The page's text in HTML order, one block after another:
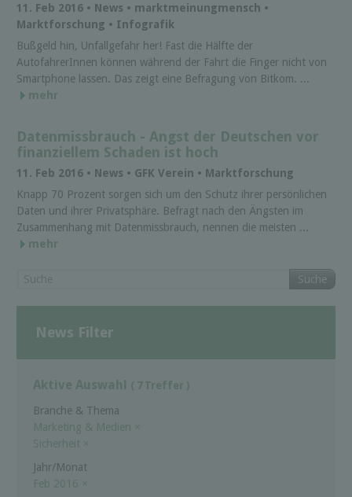
11. Feb 2016 • News • marktmeinungmensch •
Marktforschung • Infografik
Bußgeld hin, Unfallgefahr her! Fast die Hälfte der
AutofahrerInnen können während der Fahrt die Finger nicht von
Smartphone lassen. Das zeigt eine Befragung von Bitkom. ...
mehr
Datenmissbrauch - Angst der Deutschen vor
finanziellem Schaden ist hoch
11. Feb 2016 • News • GFK Verein • Marktforschung
Knapp 70 Prozent sorgen sich um den Schutz ihrer persönlichen
Daten und ihrer Privatsphäre. Befragt nach den Ängsten im
Zusammenhang mit Datenmissbrauch, nennen die meisten ...
mehr
Suche
News Filter
Aktive Auswahl ( 7 Treffer )
Branche & Thema
Marketing & Medien ×
Sicherheit ×
Jahr/Monat
Feb 2016 ×